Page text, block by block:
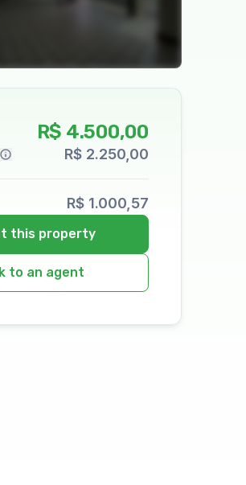
R$ 4.500,00
R$ 2.250,00
R$ 1.000,57
this property
to an agent